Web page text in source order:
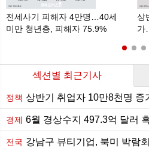
전세사기 피해자 4만명…40세
미만 청년층, 피해자 75.9%
상
가
섹션별 최근기사
정책 상반기 취업자 10만8천명 증가…
경제 6월 경상수지 497.3억 달러
전국 강남구 뷰티기업, 북미 박람